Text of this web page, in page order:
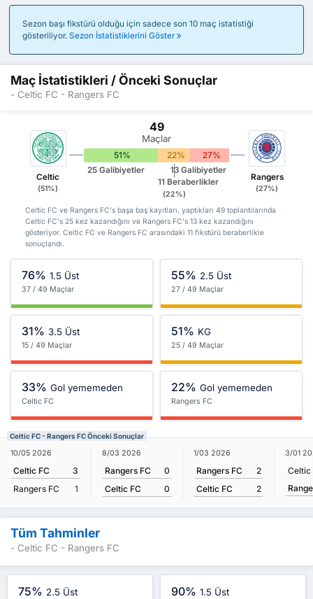
Sezon başı fikstürü olduğu için sadece son 10 maç istatistiği
gösteriliyor. Sezon İstatistiklerini Göster
Maç İstatistikleri / Önceki Sonuçlar
- Celtic FC - Rangers FC
Celtic
(51%)
49
Maçlar
51% 22% 27%
25 Galibiyetler
11 Beraberlikler
(22%)
13 Galibiyetler
Rangers
(27%)
Celtic FC ve Rangers FC's başa baş kayıtları, yaptıkları 49 toplantılarında
Celtic FC's 25 kez kazandığını ve Rangers FC's 13 kez kazandığını
gösteriyor. Celtic FC ve Rangers FC arasındaki 11 fikstürü beraberlikle
sonuçlandı.
76% 1.5 Üst
37 / 49 Maçlar
55% 2.5 Üst
27 / 49 Maçlar
31% 3.5 Üst
15 / 49 Maçlar
51% KG
25 / 49 Maçlar
33% Gol yememeden
Celtic FC
22% Gol yememeden
Rangers FC
Celtic FC - Rangers FC Önceki Sonuçlar
10/05 2026
Celtic FC
3
Rangers FC
1
8/03 2026
Rangers FC
0
Celtic FC
0
1/03 2026
Rangers FC
2
Celtic FC
2
3/01
Celtic
Tüm Tahminler
- Celtic FC - Rangers FC
75% 2.5 Üst 90% 1.5 Üst